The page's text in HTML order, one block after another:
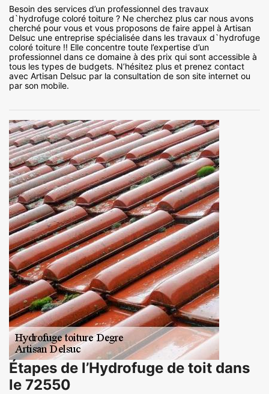
Besoin des services d’un professionnel des travaux
d`hydrofuge coloré toiture ? Ne cherchez plus car nous avons
cherché pour vous et vous proposons de faire appel à Artisan
Delsuc une entreprise spécialisée dans les travaux d`hydrofuge
coloré toiture !! Elle concentre toute l’expertise d’un
professionnel dans ce domaine à des prix qui sont accessible à
tous les types de budgets. N’hésitez plus et prenez contact
avec Artisan Delsuc par la consultation de son site internet ou
par son mobile.
Étapes de l’Hydrofuge de toit dans
le 72550